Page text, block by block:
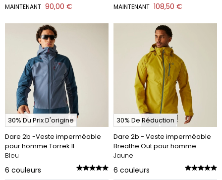
MAINTENANT 90,00 € MAINTENANT 108,50 €
30% Du Prix D'origine
Dare 2b -Veste imperméable
pour homme Torrek II
Bleu
6 couleurs
30% De Réduction
Dare 2b - Veste imperméable
Breathe Out pour homme
Jaune
6 couleurs